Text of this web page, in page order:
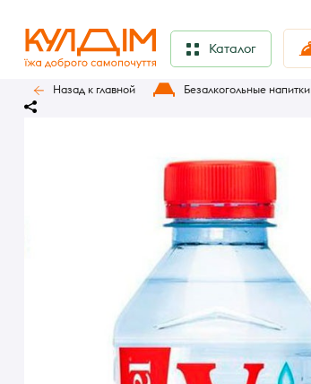
Каталог
Назад к главной Безалкогольные напитки